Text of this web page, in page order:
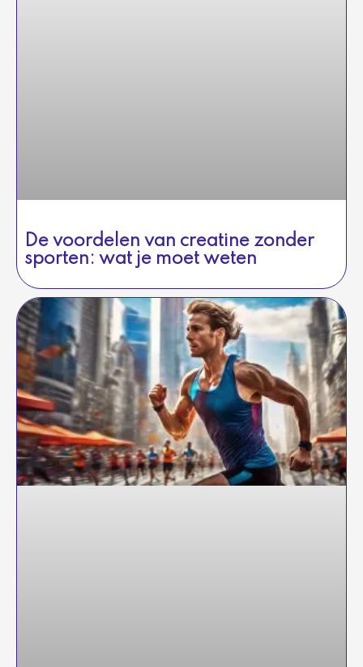
De voordelen van creatine zonder
sporten: wat je moet weten